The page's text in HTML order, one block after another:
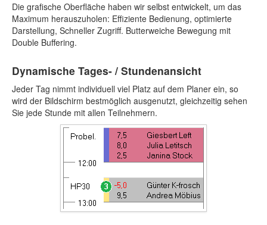
Die grafische Oberfläche haben wir selbst entwickelt, um das
Maximum herauszuholen: Effiziente Bedienung, optimierte
Darstellung, Schneller Zugriff. Butterweiche Bewegung mit
Double Buffering.
Dynamische Tages- / Stundenansicht
Jeder Tag nimmt individuell viel Platz auf dem Planer ein, so
wird der Bildschirm bestmöglich ausgenutzt, gleichzeitig sehen
Sie jede Stunde mit allen Teilnehmern.